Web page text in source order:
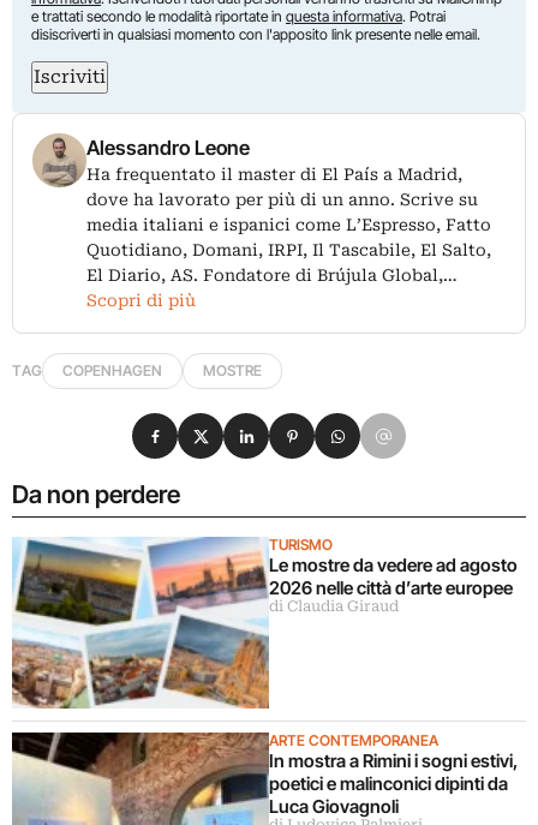
e trattati secondo le modalità riportate in questa informativa. Potrai
disiscriverti in qualsiasi momento con l'apposito link presente nelle email.
Iscriviti
Alessandro Leone
Ha frequentato il master di El País a Madrid,
dove ha lavorato per più di un anno. Scrive su
media italiani e ispanici come L’Espresso, Fatto
Quotidiano, Domani, IRPI, Il Tascabile, El Salto,
El Diario, AS. Fondatore di Brújula Global,…
Scopri di più
TAG COPENHAGEN MOSTRE
Da non perdere
TURISMO
Le mostre da vedere ad agosto
2026 nelle città d’arte europee
di Claudia Giraud
ARTE CONTEMPORANEA
In mostra a Rimini i sogni estivi,
poetici e malinconici dipinti da
Luca Giovagnoli
Condividi su Facebook
Condividi su X
Condividi su LinkedIn
Condividi su Pinterest
Condividi su WhatsApp
Condividi su Email